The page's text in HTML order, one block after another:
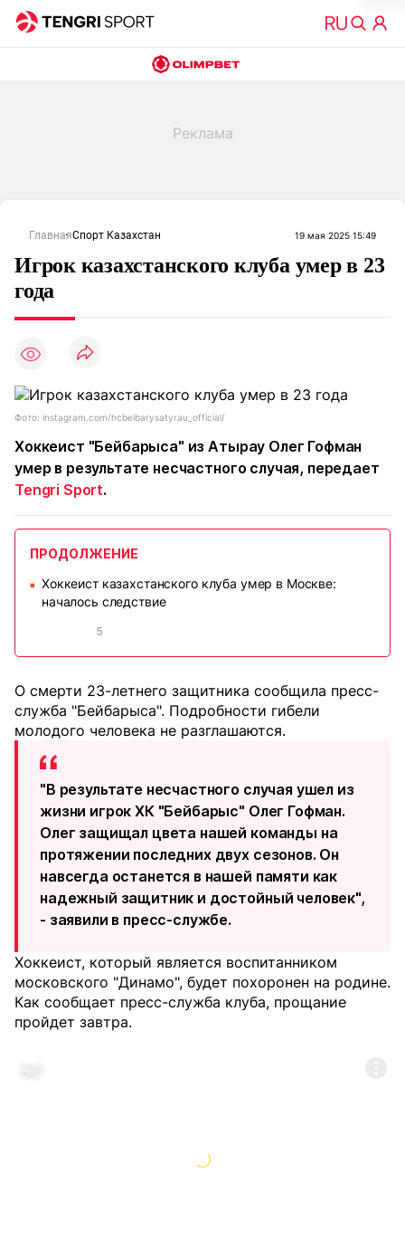
ГлавнаяСпорт Казахстан 19 мая 2025 15:49
Игрок казахстанского клуба умер в 23
года
Фото: instagram.com/hcbeibarysatyrau_official/
Хоккеист "Бейбарыса" из Атырау Олег Гофман
умер в результате несчастного случая, передает
Tengri Sport.
ПРОДОЛЖЕНИЕ
■
Хоккеист казахстанского клуба умер в Москве:
началось следствие
5
О смерти 23-летнего защитника сообщила пресс-
служба "Бейбарыса". Подробности гибели
молодого человека не разглашаются.
"В результате несчастного случая ушел из
жизни игрок ХК "Бейбарыс" Олег Гофман.
Олег защищал цвета нашей команды на
протяжении последних двух сезонов. Он
навсегда останется в нашей памяти как
надежный защитник и достойный человек",
- заявили в пресс-службе.
Хоккеист, который является воспитанником
московского "Динамо", будет похоронен на родине.
Как сообщает пресс-служба клуба, прощание
пройдет завтра.